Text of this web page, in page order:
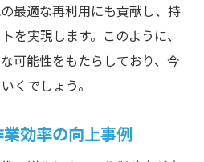
技術的インスピレーション
技術の可能性
未来の解体プロジェクト
体技術の進化と見学の意義
最適な再利用にも貢献し、持
を実現します。このように、
可能性をもたらしており、今
くでしょう。
効率の向上事例